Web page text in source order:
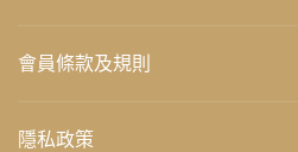
會員條款及規則
隱私政策